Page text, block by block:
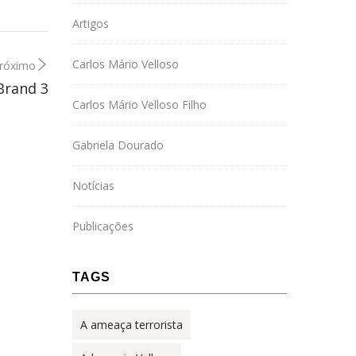
3
Artigos
Carlos Mário Velloso
Carlos Mário Velloso Filho
Gabriela Dourado
Notícias
Publicações
TAGS
A ameaça terrorista